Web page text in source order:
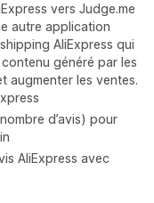
vers Judge.me
autre application
AliExpress qui
généré par les
augmenter les ventes.
d’avis) pour
AliExpress avec